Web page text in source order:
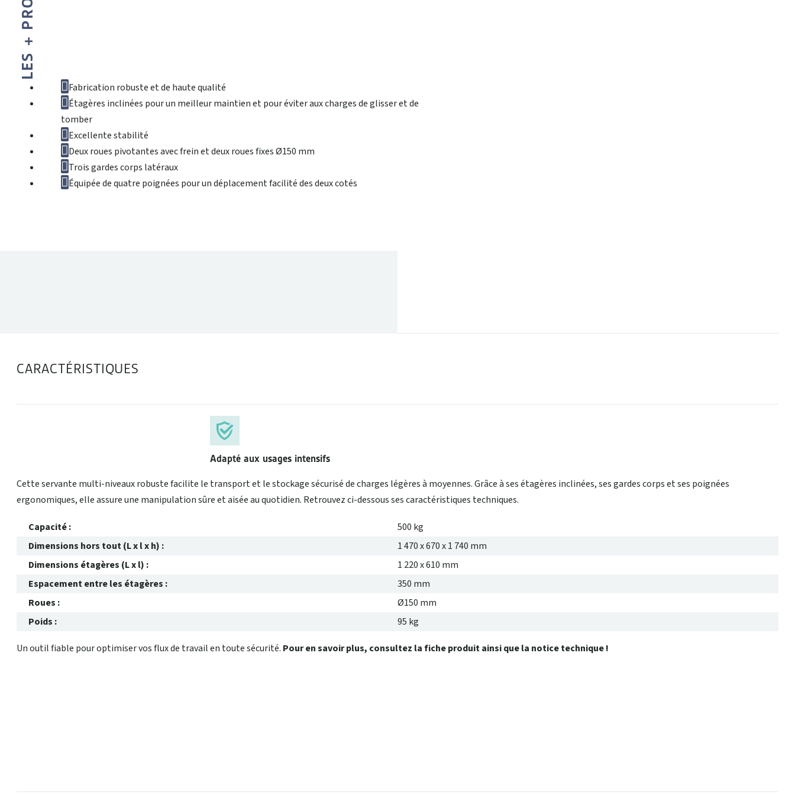
Fabrication robuste et de haute qualité
Étagères inclinées pour un meilleur maintien et pour éviter aux charges de glisser et de
tomber
Excellente stabilité
Deux roues pivotantes avec frein et deux roues fixes Ø150 mm
Trois gardes corps latéraux
Équipée de quatre poignées pour un déplacement facilité des deux cotés
CARACTÉRISTIQUES
Adapté aux usages intensifs
Cette servante multi-niveaux robuste facilite le transport et le stockage sécurisé de charges légères à moyennes. Grâce à ses étagères inclinées, ses gardes corps et ses poignées
ergonomiques, elle assure une manipulation sûre et aisée au quotidien. Retrouvez ci-dessous ses caractéristiques techniques.
Capacité :
500 kg
Dimensions hors tout (L x l x h) :
1 470 x 670 x 1 740 mm
Dimensions étagères (L x l) :
1 220 x 610 mm
Espacement entre les étagères :
350 mm
Roues :
Ø150 mm
Poids :
95 kg
Un outil fiable pour optimiser vos flux de travail en toute sécurité. Pour en savoir plus, consultez la fiche produit ainsi que la notice technique !